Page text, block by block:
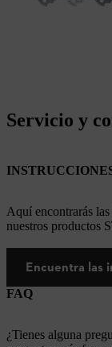
Servicio y
Aquí encontrarás
nuestros productos
Encuentra las
FAQ
¿Tienes alguna